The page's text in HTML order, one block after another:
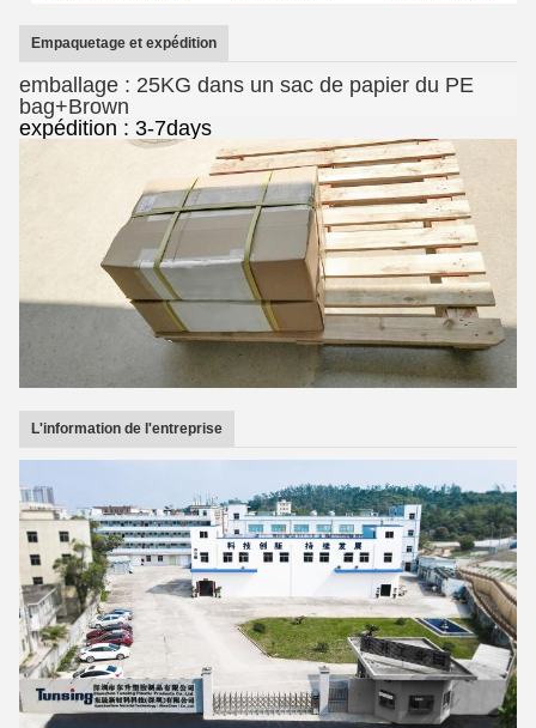
Empaquetage et expédition
emballage : 25KG dans un sac de papier du PE
bag+Brown
expédition : 3-7days
L'information de l'entreprise